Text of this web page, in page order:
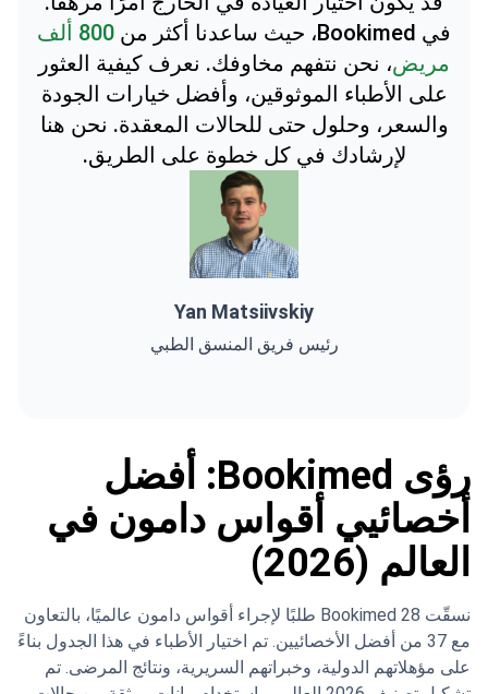
في Bookimed، حيث ساعدنا أكثر من
800 ألف
مريض، نحن نتفهم مخاوفك. نعرف كيفية العثور
على الأطباء الموثوقين، وأفضل خيارات الجودة
والسعر، وحلول حتى للحالات المعقدة. نحن هنا
لإرشادك في كل خطوة على الطريق.
Yan Matsiivskiy
رئيس فريق المنسق الطبي
رؤى Bookimed: أفضل
أخصائيي أقواس دامون في
العالم (2026)
نسقّت Bookimed 28 طلبًا لإجراء أقواس دامون عالميًا، بالتعاون
مع 37 من أفضل الأخصائيين. تم اختيار الأطباء في هذا الجدول بناءً
على مؤهلاتهم الدولية، وخبراتهم السريرية، ونتائج المرضى. تم